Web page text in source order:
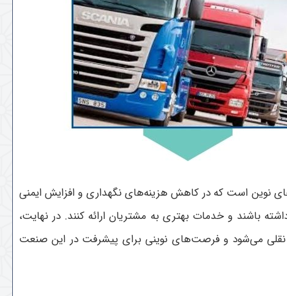
نوین است که در کاهش هزینه‌های نگهداری و افزایش ایمنی
باشند و خدمات بهتری به مشتریان ارائه کنند. در نهایت،
می‌شود و فرصت‌های نوینی برای پیشرفت در این صنعت